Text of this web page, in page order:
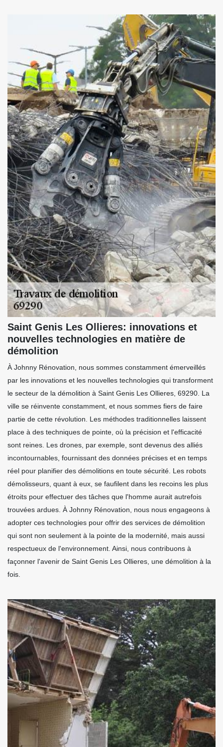
Saint Genis Les Ollieres: innovations et
nouvelles technologies en matière de
démolition
À Johnny Rénovation, nous sommes constamment émerveillés
par les innovations et les nouvelles technologies qui transforment
le secteur de la démolition à Saint Genis Les Ollieres, 69290. La
ville se réinvente constamment, et nous sommes fiers de faire
partie de cette révolution. Les méthodes traditionnelles laissent
place à des techniques de pointe, où la précision et l'efficacité
sont reines. Les drones, par exemple, sont devenus des alliés
incontournables, fournissant des données précises et en temps
réel pour planifier des démolitions en toute sécurité. Les robots
démolisseurs, quant à eux, se faufilent dans les recoins les plus
étroits pour effectuer des tâches que l'homme aurait autrefois
trouvées ardues. À Johnny Rénovation, nous nous engageons à
adopter ces technologies pour offrir des services de démolition
qui sont non seulement à la pointe de la modernité, mais aussi
respectueux de l'environnement. Ainsi, nous contribuons à
façonner l'avenir de Saint Genis Les Ollieres, une démolition à la
fois.